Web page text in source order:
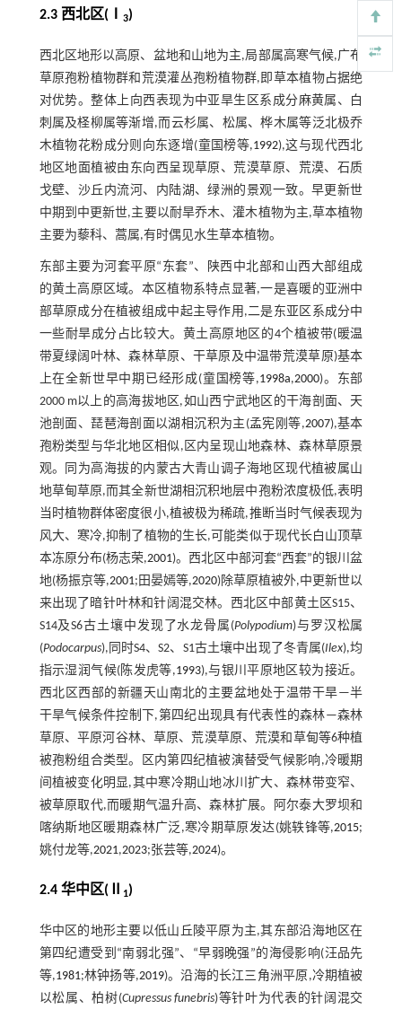
2.3 西北区(Ⅰ 3)
西北区地形以高原、盆地和山地为主,局部属高寒气候,广布
草原孢粉植物群和荒漠灌丛孢粉植物群,即草本植物占据绝
对优势。整体上向西表现为中亚旱生区系成分麻黄属、白
刺属及柽柳属等渐增,而云杉属、松属、桦木属等泛北极乔
木植物花粉成分则向东逐增(童国榜等,1992),这与现代西北
地区地面植被由东向西呈现草原、荒漠草原、荒漠、石质
戈壁、沙丘内流河、内陆湖、绿洲的景观一致。早更新世
中期到中更新世,主要以耐旱乔木、灌木植物为主,草本植物
主要为藜科、蒿属,有时偶见水生草本植物。
东部主要为河套平原“东套”、陕西中北部和山西大部组成
的黄土高原区域。本区植物系特点显著,一是喜暖的亚洲中
部草原成分在植被组成中起主导作用,二是东亚区系成分中
一些耐旱成分占比较大。黄土高原地区的4个植被带(暖温
带夏绿阔叶林、森林草原、干草原及中温带荒漠草原)基本
上在全新世早中期已经形成(童国榜等,1998a,2000)。东部
2000 m以上的高海拔地区,如山西宁武地区的干海剖面、天
池剖面、琵琶海剖面以湖相沉积为主(孟宪刚等,2007),基本
孢粉类型与华北地区相似,区内呈现山地森林、森林草原景
观。同为高海拔的内蒙古大青山调子海地区现代植被属山
地草甸草原,而其全新世湖相沉积地层中孢粉浓度极低,表明
当时植物群体密度很小,植被极为稀疏,推断当时气候表现为
风大、寒冷,抑制了植物的生长,可能类似于现代长白山顶草
本冻原分布(杨志荣,2001)。西北区中部河套“西套”的银川盆
地(杨振京等,2001;田晏嫣等,2020)除草原植被外,中更新世以
来出现了暗针叶林和针阔混交林。西北区中部黄土区S15、
S14及S6古土壤中发现了水龙骨属(Polypodium)与罗汉松属
(Podocarpus),同时S4、S2、S1古土壤中出现了冬青属(Ilex),均
指示湿润气候(陈发虎等,1993),与银川平原地区较为接近。
西北区西部的新疆天山南北的主要盆地处于温带干旱—半
干旱气候条件控制下,第四纪出现具有代表性的森林—森林
草原、平原河谷林、草原、荒漠草原、荒漠和草甸等6种植
被孢粉组合类型。区内第四纪植被演替受气候影响,冷暖期
间植被变化明显,其中寒冷期山地冰川扩大、森林带变窄、
被草原取代,而暖期气温升高、森林扩展。阿尔泰大罗坝和
喀纳斯地区暖期森林广泛,寒冷期草原发达(姚轶锋等,2015;
姚付龙等,2021,2023;张芸等,2024)。
2.4 华中区(Ⅱ 1)
华中区的地形主要以低山丘陵平原为主,其东部沿海地区在
第四纪遭受到“南弱北强”、“早弱晚强”的海侵影响(汪品先
等,1981;林钟扬等,2019)。沿海的长江三角洲平原,冷期植被
以松属、柏树(Cupressus funebris)等针叶为代表的针阔混交